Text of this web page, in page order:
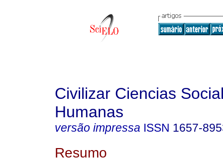
Civilizar Ciencias
Humanas
versão impressa ISSN 1657-
Resumo